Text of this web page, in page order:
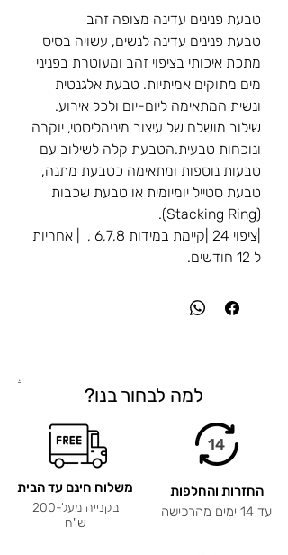
טבעת פנינים עדינה מצופה זהב
טבעת פנינים עדינה לנשים, עשויה בסיס
מתכת איכותי בציפוי זהב ומעוטרת בפניני
מים מתוקים אמיתיות. טבעת אלגנטית
ונשית המתאימה ליום-יום ולכל אירוע.
שילוב מושלם של עיצוב מינימליסטי, יוקרה
ונוכחות טבעית.הטבעת קלה לשילוב עם
טבעות נוספות ומתאימה כטבעת מתנה,
טבעת סטייל יומיומית או טבעת שכבות
(Stacking Ring).
|ציפוי 24 |קיימת במידות 6,7,8 , | אחריות
ל 12 חודשים.
.
למה לבחור בנו?
משלוח חינם עד הבית
בקנייה מעל-200
ש"ח
14
החזרות והחלפות
עד 14 ימים מהרכישה